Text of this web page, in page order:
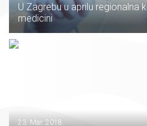
U Zagrebu u aprilu regionalna
medicini
23. Mar. 2018.